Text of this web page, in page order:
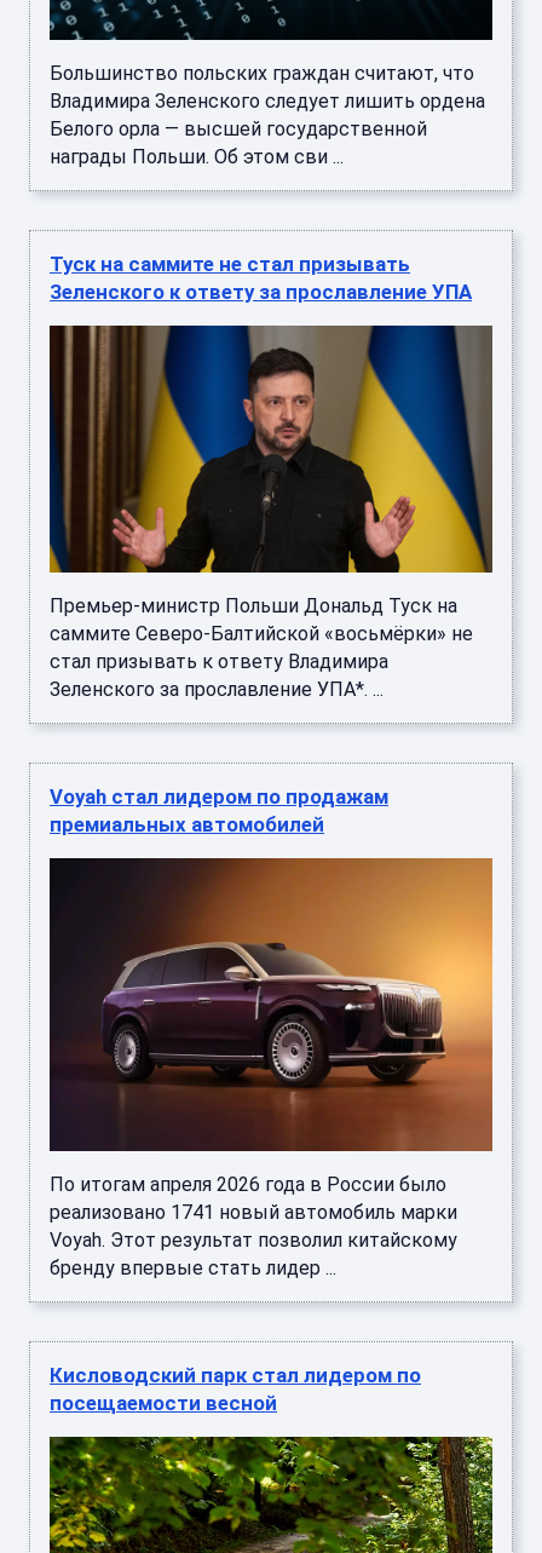
Большинство польских граждан считают, что
Владимира Зеленского следует лишить ордена
Белого орла — высшей государственной
награды Польши. Об этом сви ...
Туск на саммите не стал призывать
Зеленского к ответу за прославление УПА
Премьер-министр Польши Дональд Туск на
саммите Северо-Балтийской «восьмёрки» не
стал призывать к ответу Владимира
Зеленского за прославление УПА*. ...
Voyah стал лидером по продажам
премиальных автомобилей
По итогам апреля 2026 года в России было
реализовано 1741 новый автомобиль марки
Voyah. Этот результат позволил китайскому
бренду впервые стать лидер ...
Кисловодский парк стал лидером по
посещаемости весной